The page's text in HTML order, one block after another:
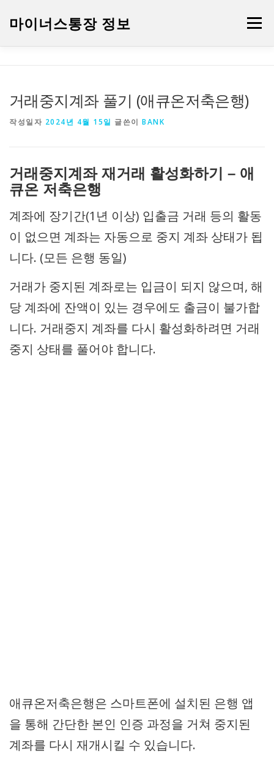
마이너스통장 정보 메뉴
거래중지계좌 풀기 (애큐온저축은행)
작성일자 2024년 4월 15일 글쓴이 BANK
거래중지계좌 재거래 활성화하기 – 애
큐온 저축은행
계좌에 장기간(1년 이상) 입출금 거래 등의 활동
이 없으면 계좌는 자동으로 중지 계좌 상태가 됩
니다. (모든 은행 동일)
거래가 중지된 계좌로는 입금이 되지 않으며, 해
당 계좌에 잔액이 있는 경우에도 출금이 불가합
니다. 거래중지 계좌를 다시 활성화하려면 거래
중지 상태를 풀어야 합니다.
애큐온저축은행은 스마트폰에 설치된 은행 앱
을 통해 간단한 본인 인증 과정을 거쳐 중지된
계좌를 다시 재개시킬 수 있습니다.